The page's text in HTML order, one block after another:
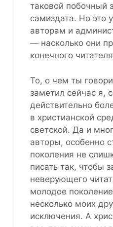
таковой побочный
самиздата. Но это
авторам и
— насколько они
конечного
То, о чем ты
заметил сейчас я,
действительно
в христианской
светской. Да и
авторы, особенно
поколения не
писать так, чтобы
неверующего
молодое
несколько моих
исключения. А